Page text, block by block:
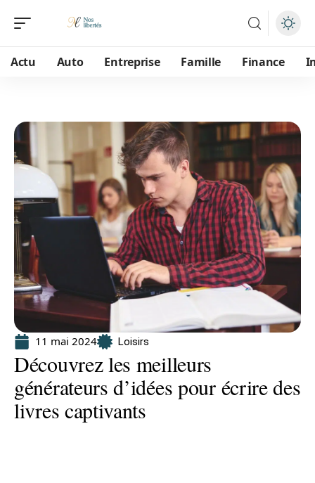
Actu Auto Entreprise Famille Finance
11 mai 2024 Loisirs
Découvrez les meilleurs
générateurs d’idées pour écrire des
livres captivants